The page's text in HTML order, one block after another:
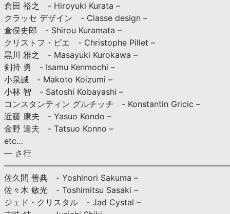
倉田 裕之 - Hiroyuki Kurata –
クラッセ デザイン - Classe design –
倉俣史郎 - Shirou Kuramata –
クリストフ・ピエ - Christophe Pillet –
黒川 雅之 - Masayuki Kurokawa –
剣持 勇 - Isamu Kenmochi –
小泉誠 - Makoto Koizumi –
小林 智 - Satoshi Kobayashi –
コンスタンティン グルチッチ - Konstantin Gricic –
近藤 康夫 - Yasuo Kondo –
金野 達夫 - Tatsuo Konno –
etc…
— さ行
佐久間 善典 - Yoshinori Sakuma –
佐々木 敏光 - Toshimitsu Sasaki –
ジェド・クリスタル - Jad Cystal –